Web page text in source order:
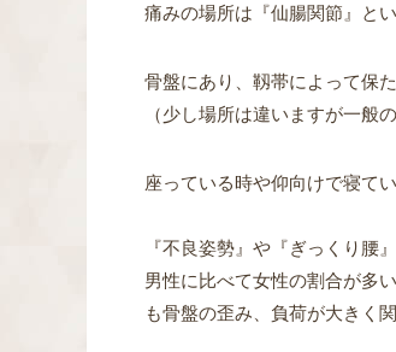
痛みの場所は『仙腸関節』とい
骨盤にあり、靱帯によって保
（少し場所は違いますが一般
座っている時や仰向けで寝て
『不良姿勢』や『ぎっくり腰
男性に比べて女性の割合が多
も骨盤の歪み、負荷が大きく